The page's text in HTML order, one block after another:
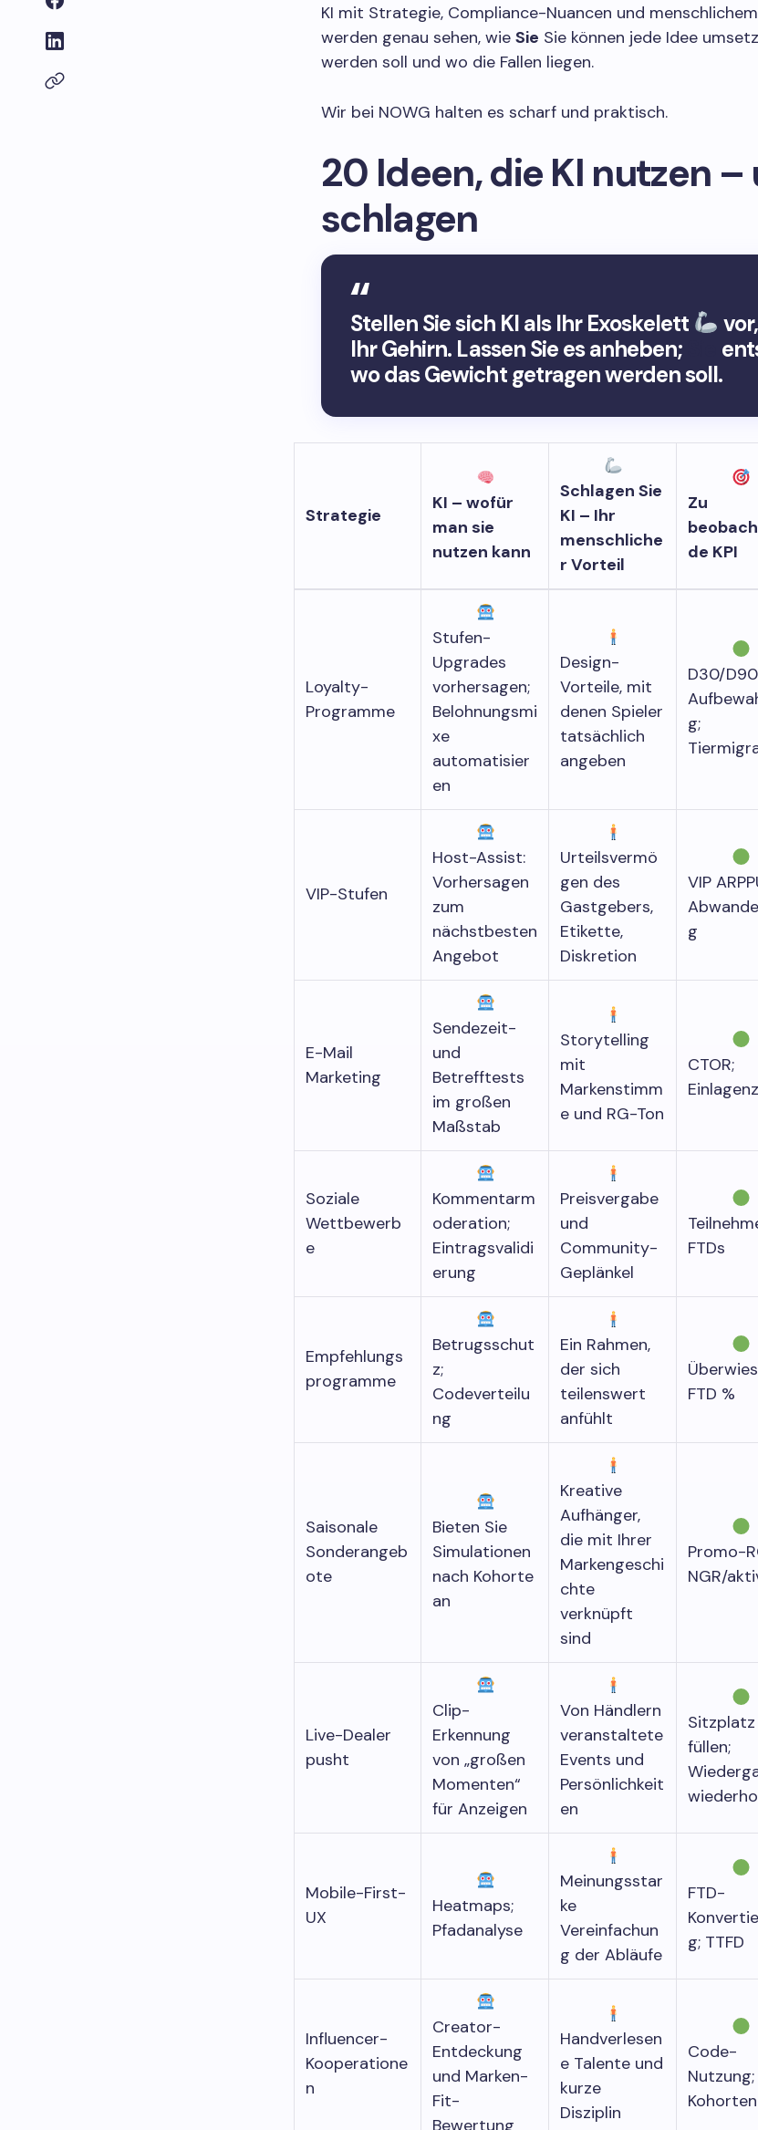
KI mit Strategie, Compliance-Nuancen und
werden genau sehen, wie Sie Sie können jede Idee
werden soll und wo die Fallen liegen.
Wir bei NOWG halten es scharf und praktisch.
20 Ideen, die KI nutzen –
schlagen
Stellen Sie sich KI als Ihr Exoskelett
Ihr Gehirn. Lassen Sie es anheben;
wo das Gewicht getragen werden soll.
Strategie
KI – wofür
man sie
nutzen kann
Schlagen Sie
KI – Ihr
menschliche
r Vorteil
Zu
de KPI
Loyalty-
Programme
Stufen-
Upgrades
vorhersagen;
Belohnungsmi
xe
automatisier
en
Design-
Vorteile, mit
denen Spieler
tatsächlich
angeben
D30/
g;
VIP-Stufen
Host-Assist:
Vorhersagen
zum
nächstbesten
Angebot
Urteilsvermö
gen des
Gastgebers,
Etikette,
Diskretion
VIP
g
E-Mail
Marketing
Sendezeit-
und
Betrefftests
im großen
Maßstab
Storytelling
mit
Markenstimm
e und RG-Ton
CTOR;
Soziale
Wettbewerb
e
Kommentarm
oderation;
Eintragsvalidi
erung
Preisvergabe
und
Community-
Geplänkel
FTDs
Empfehlungs
programme
Betrugsschut
z;
Codeverteilu
ng
Ein Rahmen,
der sich
teilenswert
anfühlt
FTD %
Saisonale
Sonderangeb
ote
Bieten Sie
Simulationen
nach Kohorte
an
Kreative
Aufhänger,
die mit Ihrer
Markengeschi
chte
verknüpft
sind
Promo-
NGR/
Live-Dealer
pusht
Clip-
Erkennung
von „großen
Momenten“
für Anzeigen
Von Händlern
veranstaltete
Events und
Persönlichkeit
en
Sitzplatz
füllen;
Mobile-First-
UX
Heatmaps;
Pfadanalyse
Meinungsstar
ke
Vereinfachun
g der Abläufe
FTD-
g; TTFD
Influencer-
Kooperatione
n
Creator-
Entdeckung
und Marken-
Fit-
Bewertung
Handverlesen
e Talente und
kurze
Disziplin
Code-
Nutzung;